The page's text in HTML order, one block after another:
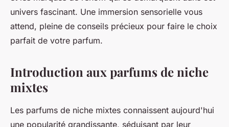
univers fascinant. Une immersion sensorielle vous
attend, pleine de conseils précieux pour faire le choix
parfait de votre parfum.
Introduction aux parfums de niche
mixtes
Les parfums de niche mixtes connaissent aujourd'hui
une popularité grandissante, séduisant par leur